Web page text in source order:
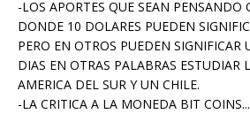
-LOS APORTES QUE SEAN PENSANDO
DONDE 10 DOLARES PUEDEN
PERO EN OTROS PUEDEN
DIAS EN OTRAS PALABRAS ESTUDIAR
AMERICA DEL SUR Y UN CHILE.
-LA CRITICA A LA MONEDA BIT